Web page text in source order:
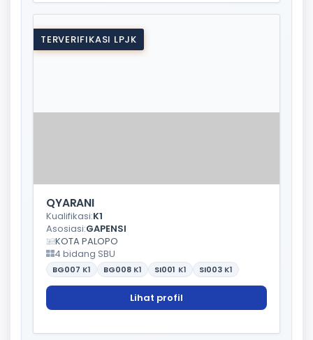
TERVERIFIKASI LPJK
QYARANI
Kualifikasi:K1
Asosiasi:GAPENSI
KOTA PALOPO
4 bidang SBU
BG007 K1 BG008 K1 SI001 K1 SI003 K1
Lihat profil